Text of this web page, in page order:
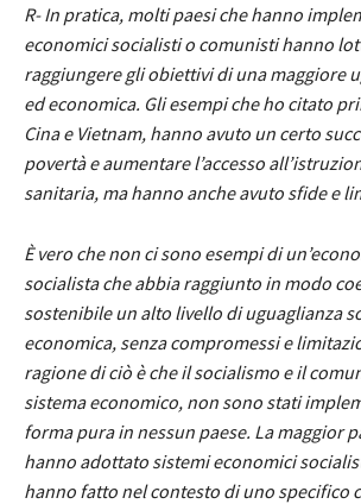
R- In pratica, molti paesi che hanno
economici socialisti o comunisti hanno
raggiungere gli obiettivi di una maggiore
ed economica. Gli esempi che ho citato
Cina e Vietnam, hanno avuto un certo
povertà e aumentare l’accesso
sanitaria, ma hanno anche avuto sfide e
È vero che non ci sono esempi di
socialista che abbia raggiunto in modo
sostenibile un alto livello di uguaglianza
economica, senza compromessi e
ragione di ciò è che il socialismo e il
sistema economico, non sono stati
forma pura in nessun paese. La maggior
hanno adottato sistemi economici
hanno fatto nel contesto di uno specifico